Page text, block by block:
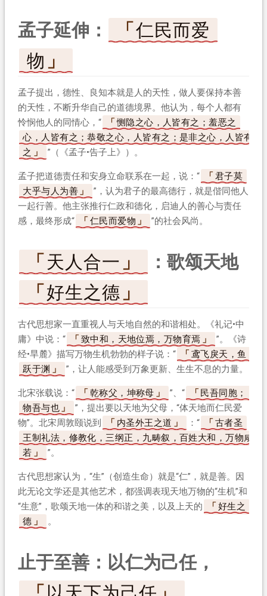
孟子延伸：
仁民而爱
物
孟子提出，德性、良知本就是人的天性，做人要保持本善
的天性，不断升华自己的道德境界。他认为，每个人都有
怜悯他人的同情心，“
恻隐之心，人皆有之；羞恶之
心，人皆有之；恭敬之心，人皆有之；是非之心，人皆有
之
”（《孟子•告子上》）。
孟子把道德责任和安身立命联系在一起，说：“
君子莫
大乎与人为善
”，认为君子的最高德行，就是偕同他人
一起行善。他主张推行仁政和德化，启迪人的善心与责任
感，最终形成“
仁民而爱物 ”的社会风尚。
天人合一
：歌颂天地
好生之德
古代思想家一直重视人与天地自然的和谐相处。《礼记•中
庸》中说：“
致中和，天地位焉，万物育焉
”。《诗
经•旱麓》描写万物生机勃勃的样子说：“
鸢飞戾天，鱼
跃于渊
”，让人能感受到万象更新、生生不息的力量。
北宋张载说：“ 乾称父，坤称母 ”、“
民吾同胞；
物吾与也
”，提出要以天地为父母，“体天地而仁民爱
物”。北宋周敦颐说到
内圣外王之道 ：“
古者圣
王制礼法，修教化，三纲正，九畴叙，百姓大和，万物咸
若
”。
古代思想家认为，“生”（创造生命）就是“仁”，就是善。因
此无论文学还是其他艺术，都强调表现天地万物的“生机”和
“生意”，歌颂天地一体的和谐之美，以及上天的
好生之
德
。
止于至善：以仁为己任，